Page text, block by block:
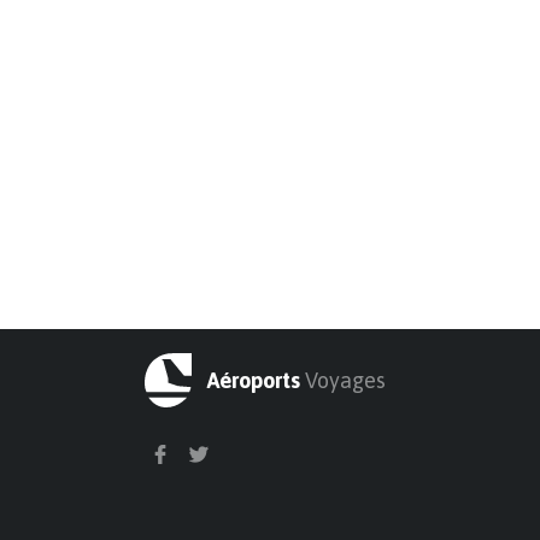
AéroportsVoyages